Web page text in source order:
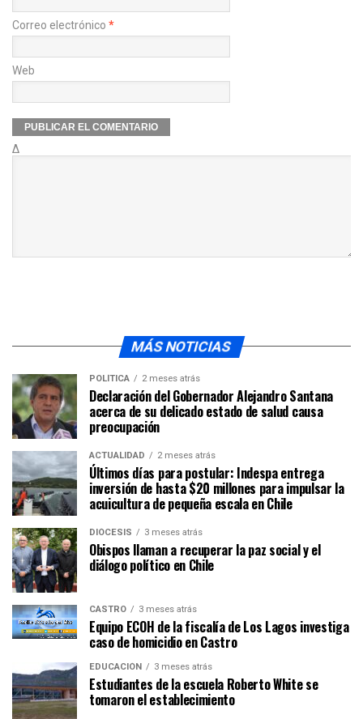
Correo electrónico *
Web
Δ
MÁS NOTICIAS
POLÍTICA 2 meses atrás
Declaración del Gobernador Alejandro Santana
acerca de su delicado estado de salud causa
preocupación
ACTUALIDAD 2 meses atrás
Últimos días para postular: Indespa entrega
inversión de hasta $20 millones para impulsar la
acuicultura de pequeña escala en Chile
DIÓCESIS 3 meses atrás
Obispos llaman a recuperar la paz social y el
diálogo político en Chile
CASTRO 3 meses atrás
Equipo ECOH de la fiscalía de Los Lagos investiga
caso de homicidio en Castro
EDUCACIÓN 3 meses atrás
Estudiantes de la escuela Roberto White se
tomaron el establecimiento